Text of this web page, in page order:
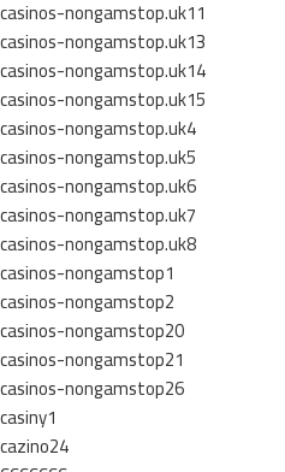
casinos-nongamstop.uk11
casinos-nongamstop.uk13
casinos-nongamstop.uk14
casinos-nongamstop.uk15
casinos-nongamstop.uk4
casinos-nongamstop.uk5
casinos-nongamstop.uk6
casinos-nongamstop.uk7
casinos-nongamstop.uk8
casinos-nongamstop1
casinos-nongamstop2
casinos-nongamstop20
casinos-nongamstop21
casinos-nongamstop26
casiny1
cazino24